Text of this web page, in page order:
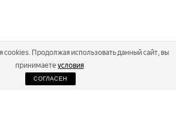
cookies. Продолжая использовать данный сайт, вы
принимаете условия
СОГЛАСЕН